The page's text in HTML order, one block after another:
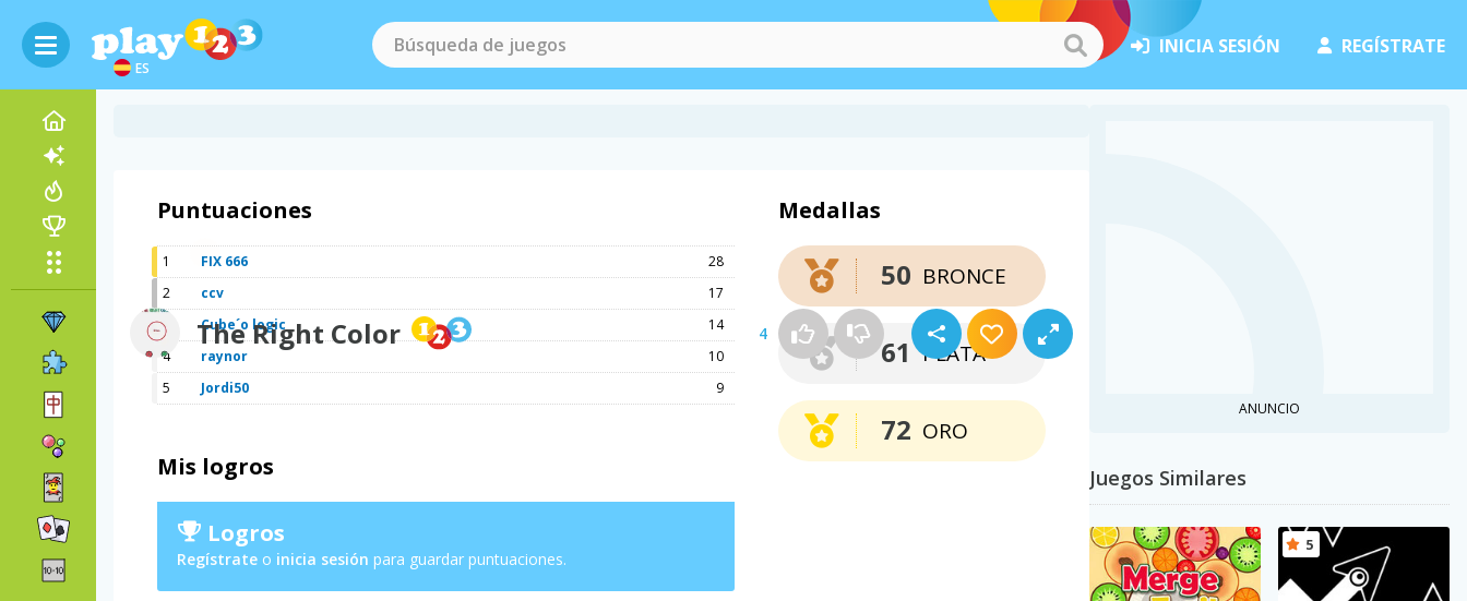
ES
INICIA SESIÓN REGÍSTRATE
The Right Color 4
Puntuaciones
1 FIX 666
28
2
ccv
17
3
Cube´o logic
14
4
raynor
10
5
Jordi50 9
Mis logros
Logros
Regístrate o inicia sesión para guardar puntuaciones.
Medallas
BRONCE
50
PLATA
61
ORO
72
ANUNCIO
Juegos Similares
5